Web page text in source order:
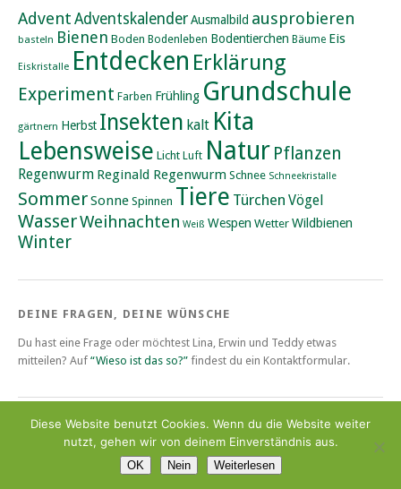
Advent AdventskalenderAusmalbild ausprobieren
basteln Bienen Boden Bodenleben Bodentierchen Bäume Eis
Eiskristalle Entdecken Erklärung
Experiment Farben Frühling Grundschule
gärtnern Herbst Insekten kalt Kita
Lebensweise Licht Luft Natur Pflanzen
Regenwurm Reginald Regenwurm Schnee Schneekristalle
SommerSonne Spinnen Tiere Türchen Vögel
WasserWeihnachten Weiß Wespen Wetter Wildbienen
Winter
DEINE FRAGEN, DEINE WÜNSCHE
Du hast eine Frage oder möchtest Lina, Erwin und Teddy etwas
mitteilen? Auf “Wieso ist das so?” findest du ein Kontaktformular.
Impressum und Haftungsausschluss|Datenschutzerlärung
Diese Website benutzt Cookies. Wenn du die Website weiter
nutzt, gehen wir von deinem Einverständnis aus.
OK Nein Weiterlesen